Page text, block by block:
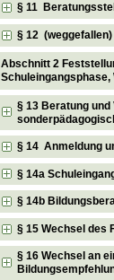
§ 11
§ 12 (weggefallen)
Abschnitt 2
§ 13 Beratung
§ 14 Anmeldung
§ 14a
§ 14b
§ 15 Wechsel des
§ 16 Wechsel an